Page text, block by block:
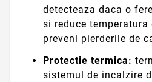
detecteaza daca o
si reduce
preveni pierderile de
Protectie termica:
sistemul de incalzire